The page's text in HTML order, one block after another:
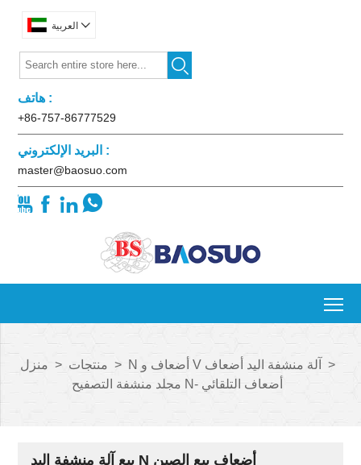
العربية 

هاتف :
+86-757-86777529
البريد الإلكتروني :
master@baosuo.com
   
منزل > منتجات > N أضعاف و V آلة منشفة اليد أضعاف
>
مجلد منشفة التصفيح N- أضعاف التلقائي
بيع آلة منشفة اليد N أضعاف بيع الصين